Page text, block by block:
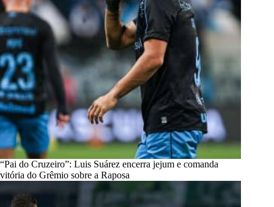
“Pai do Cruzeiro”: Luis Suárez encerra jejum e comanda
vitória do Grêmio sobre a Raposa